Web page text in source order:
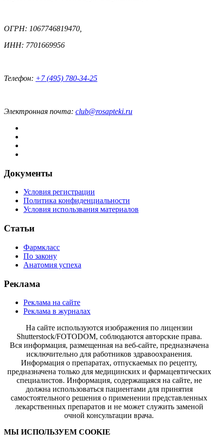
ОГРН: 1067746819470,
ИНН: 7701669956
Телефон: +7 (495) 780-34-25
Электронная почта: club@rosapteki.ru
Документы
Условия регистрации
Политика конфиденциальности
Условия использвания материалов
Статьи
Фармкласс
По закону
Анатомия успеха
Реклама
Реклама на сайте
Реклама в журналах
На сайте используются изображения по лицензии
Shutterstock/FOTODOM, соблюдаются авторские права.
Вся информация, размещенная на веб-сайте, предназначена
исключительно для работников здравоохранения.
Информация о препаратах, отпускаемых по рецепту,
предназначена только для медицинских и фармацевтических
специалистов. Информация, содержащаяся на сайте, не
должна использоваться пациентами для принятия
самостоятельного решения о применении представленных
лекарственных препаратов и не может служить заменой
очной консультации врача.
МЫ ИСПОЛЬЗУЕМ COOKIE